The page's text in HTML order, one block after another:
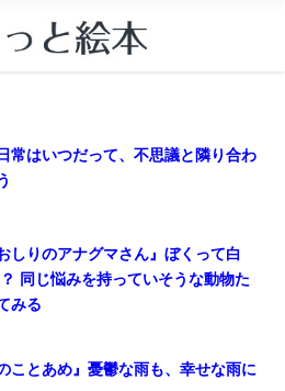
常はいつだって、不思議と隣り合わ
しりのアナグマさん』ぼくって白
同じ悩みを持っていそうな動物た
みる
ことあめ』憂鬱な雨も、幸せな雨に